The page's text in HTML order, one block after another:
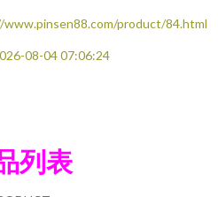
product/84.html
08-04 07:06:24
列表